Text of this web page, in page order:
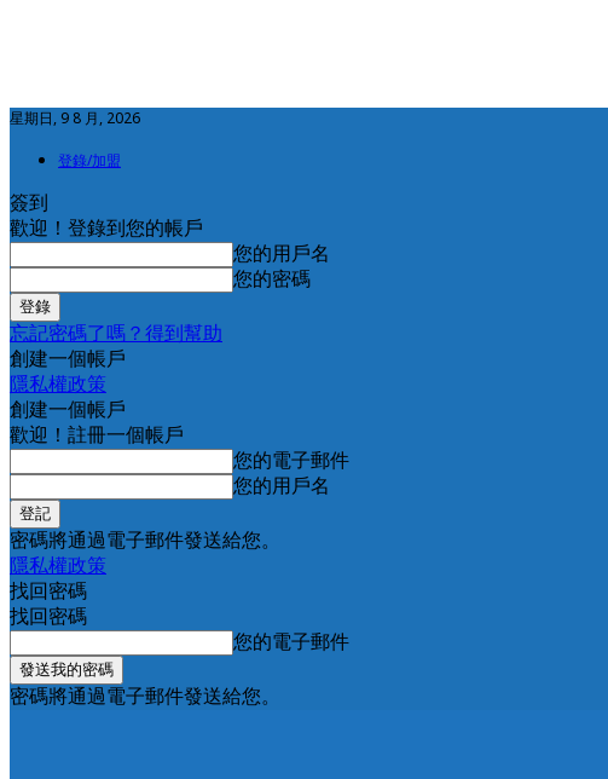
星期日, 9 8 月, 2026
登錄/加盟
簽到
歡迎！登錄到您的帳戶
您的用戶名
您的密碼
忘記密碼了嗎？得到幫助
創建一個帳戶
隱私權政策
創建一個帳戶
歡迎！註冊一個帳戶
您的電子郵件
您的用戶名
密碼將通過電子郵件發送給您。
隱私權政策
找回密碼
找回密碼
您的電子郵件
密碼將通過電子郵件發送給您。